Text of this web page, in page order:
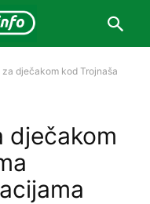
dječakom kod Trojnaša
dječakom